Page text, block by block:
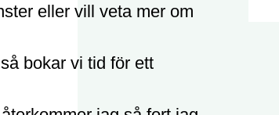
eller vill veta mer om
bokar vi tid för ett